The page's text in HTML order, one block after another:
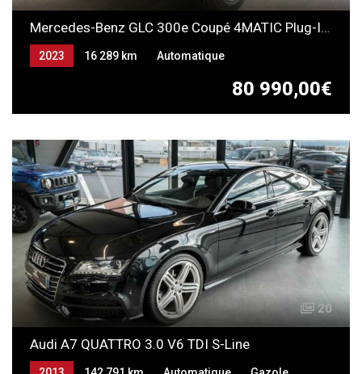
Mercedes-Benz GLC 300e Coupé 4MATIC Plug-In HYBRID
80 990,00€
2023 16 289 km
Automatique
20
Audi A7 QUATTRO 3.0 V6 TDI S-Line